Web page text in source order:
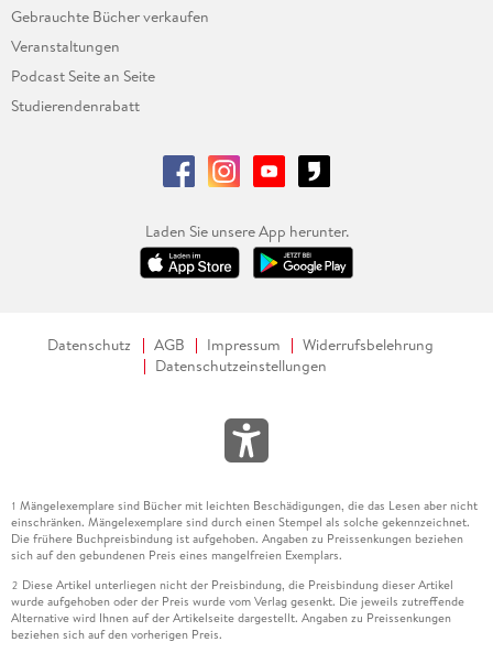
Gebrauchte Bücher verkaufen
Veranstaltungen
Podcast Seite an Seite
Studierendenrabatt
Laden Sie unsere App herunter.
Datenschutz AGB Impressum
Widerrufsbelehrung
Datenschutzeinstellungen
1 Mängelexemplare sind Bücher mit leichten Beschädigungen, die das Lesen aber nicht
einschränken. Mängelexemplare sind durch einen Stempel als solche gekennzeichnet.
Die frühere Buchpreisbindung ist aufgehoben. Angaben zu Preissenkungen beziehen
sich auf den gebundenen Preis eines mangelfreien Exemplars.
2 Diese Artikel unterliegen nicht der Preisbindung, die Preisbindung dieser Artikel
wurde aufgehoben oder der Preis wurde vom Verlag gesenkt. Die jeweils zutreffende
Alternative wird Ihnen auf der Artikelseite dargestellt. Angaben zu Preissenkungen
beziehen sich auf den vorherigen Preis.